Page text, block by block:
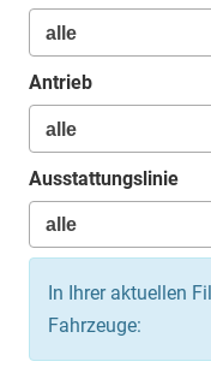
Antrieb
Ausstattungslinie
In Ihrer aktuellen
Fahrzeuge: